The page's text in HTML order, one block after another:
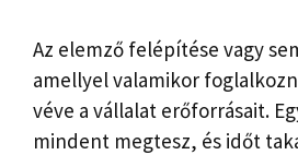
Az elemző felépítése vagy
amellyel valamikor
véve a vállalat erőforrásait.
mindent megtesz, és időt